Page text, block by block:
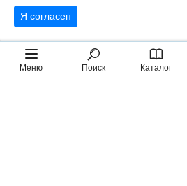
Меню Поиск Каталог
Я согласен